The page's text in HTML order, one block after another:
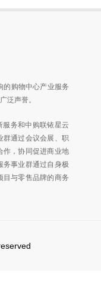
的购物中心产业服务
泛声誉。
务和中购联铱星云
群通过会议会展、职
作，协同促进商业地
务事业群通过自身极
目与零售品牌的商务